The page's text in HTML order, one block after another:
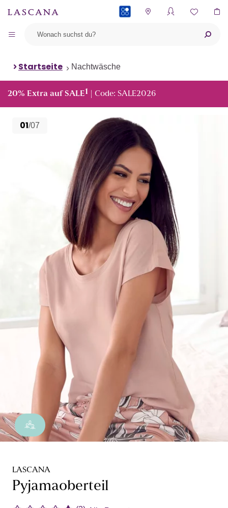
Startseite Nachtwäsche
20% Extra auf SALE1 | Code: SALE2026
01/07
LASCANA
Pyjamaoberteil